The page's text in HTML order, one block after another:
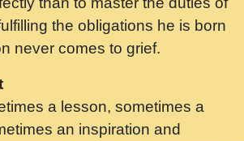
ji maharaj.mp3
का ध्यान लगा - भजन भाव - 2018 -
Swami Gyananand Ji
तलब ह नकज कमर Yahi Hasraten
Pravah #bhajan.mp3
the obligations he is born
never comes to grief.
a lesson, sometimes a
an inspiration and